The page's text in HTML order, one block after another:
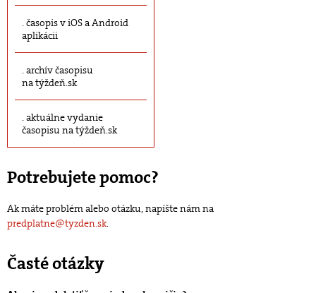
časopis v iOS a Android
aplikácii
archív časopisu
na týždeň.sk
aktuálne vydanie
časopisu na týždeň.sk
Potrebujete pomoc?
Ak máte problém alebo otázku, napíšte nám na
predplatne@tyzden.sk.
Časté otázky